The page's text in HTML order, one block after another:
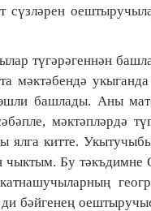
түгәрәгеннән
башлады. Аны
мәктәпләрдә
ялга китте.
Бу тәкъдимне
бәйгенең